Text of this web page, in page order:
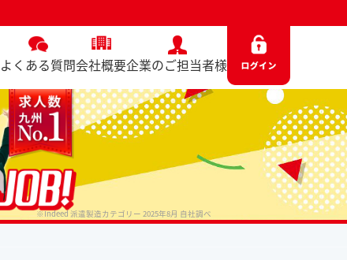
よくある質問会社概要企業のご担当者様
※Indeed 派遣製造カテゴリー 2025年8月 自社調べ